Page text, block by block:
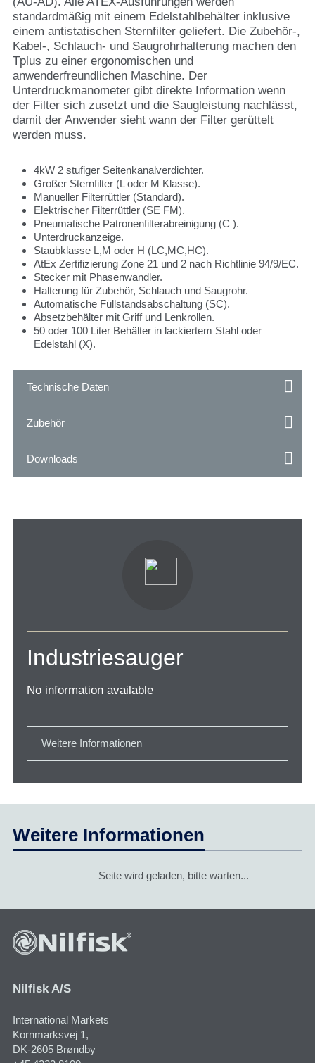
standardmäßig mit einem Edelstahlbehälter inklusive
einem antistatischen Sternfilter geliefert. Die Zubehör-,
Kabel-, Schlauch- und Saugrohrhalterung machen den
Tplus zu einer ergonomischen und
anwenderfreundlichen Maschine. Der
Unterdruckmanometer gibt direkte Information wenn
der Filter sich zusetzt und die Saugleistung nachlässt,
damit der Anwender sieht wann der Filter gerüttelt
werden muss.
4kW 2 stufiger Seitenkanalverdichter.
Großer Sternfilter (L oder M Klasse).
Manueller Filterrüttler (Standard).
Elektrischer Filterrüttler (SE FM).
Pneumatische Patronenfilterabreinigung (C ).
Unterdruckanzeige.
Staubklasse L,M oder H (LC,MC,HC).
AtEx Zertifizierung Zone 21 und 2 nach Richtlinie 94/9/EC.
Stecker mit Phasenwandler.
Halterung für Zubehör, Schlauch und Saugrohr.
Automatische Füllstandsabschaltung (SC).
Absetzbehälter mit Griff und Lenkrollen.
50 oder 100 Liter Behälter in lackiertem Stahl oder
Edelstahl (X).
Technische Daten
Zubehör
Downloads
Industriesauger
No information available
Weitere Informationen
Weitere Informationen
Seite wird geladen, bitte warten...
Nilfisk A/S
International Markets
Kornmarksvej 1​,
DK-2605 Brøndby